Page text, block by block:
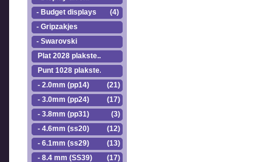
- Budget displays
(4)
- Gripzakjes
- Swarovski
Plat 2028 plakste..
Punt 1028 plakste..
- 2.0mm (pp14)
(21)
- 3.0mm (pp24)
(17)
- 3.8mm (pp31)
(3)
- 4.6mm (ss20)
(12)
- 6.1mm (ss29)
(13)
- 8.4 mm (SS39)
(17)